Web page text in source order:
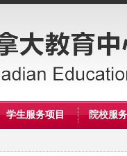
学生服务项目 院校服